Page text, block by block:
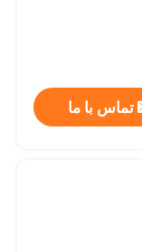
تماس با ما